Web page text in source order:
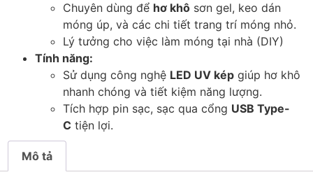
Chuyên dùng để hơ khô sơn gel, keo dán
móng úp, và các chi tiết trang trí móng nhỏ.
Lý tưởng cho việc làm móng tại nhà (DIY)
Tính năng:
Sử dụng công nghệ LED UV kép giúp hơ khô
nhanh chóng và tiết kiệm năng lượng.
Tích hợp pin sạc, sạc qua cổng USB Type-
C tiện lợi.
Mô tả